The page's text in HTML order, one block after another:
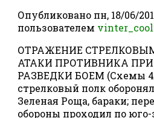
Опубликовано пн, 18/06/
пользователем vinter_cool
ОТРАЖЕНИЕ
АТАКИ ПРОТИВНИКА
РАЗВЕДКИ БОЕМ (Схемы
стрелковый полк
Зеленая Роща, бараки;
обороны проходил по